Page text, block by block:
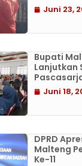
Juni 23,
Bupati
Lanjutkan
Juni 18,
DPRD
Malteng
Ke-11